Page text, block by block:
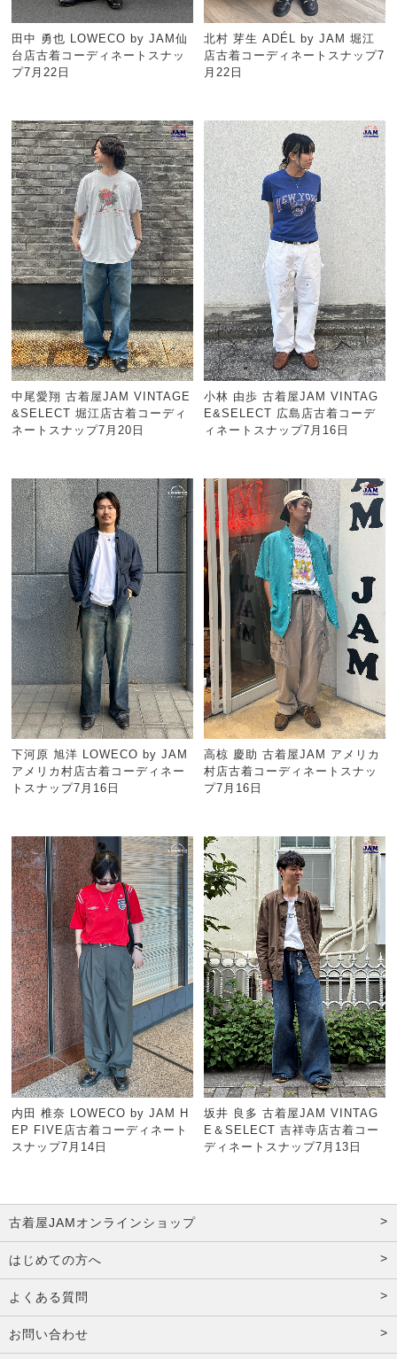
田中 勇也 LOWECO by JAM仙
台店古着コーディネートスナッ
プ7月22日
北村 芽生 ADÉL by JAM 堀江
店古着コーディネートスナップ7
月22日
中尾愛翔 古着屋JAM VINTAGE
&SELECT 堀江店古着コーディ
ネートスナップ7月20日
小林 由歩 古着屋JAM VINTAG
E&SELECT 広島店古着コーデ
ィネートスナップ7月16日
下河原 旭洋 LOWECO by JAM
アメリカ村店古着コーディネー
トスナップ7月16日
高椋 慶助 古着屋JAM アメリカ
村店古着コーディネートスナッ
プ7月16日
内田 椎奈 LOWECO by JAM H
EP FIVE店古着コーディネート
スナップ7月14日
坂井 良多 古着屋JAM VINTAG
E＆SELECT 吉祥寺店古着コー
ディネートスナップ7月13日
古着屋JAMオンラインショップ
はじめての方へ
よくある質問
お問い合わせ